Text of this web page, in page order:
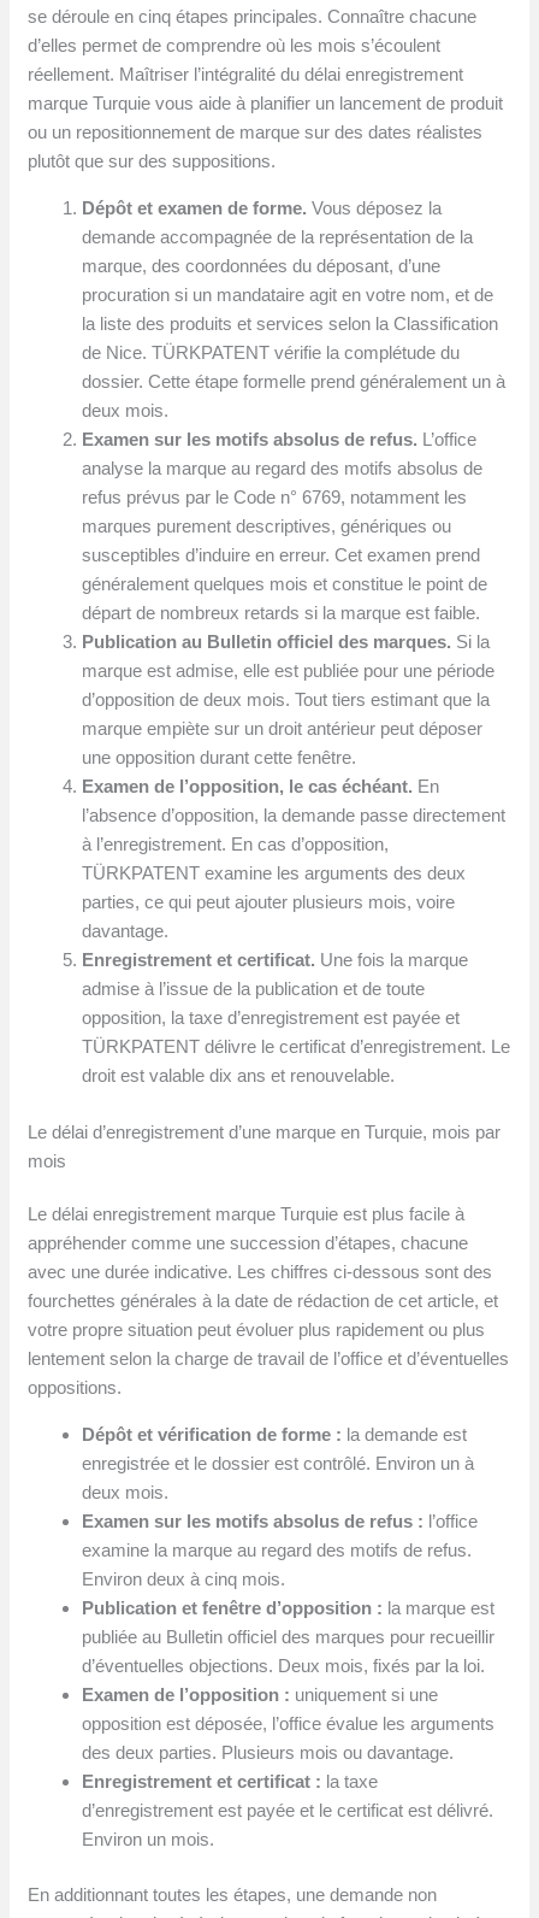
se déroule en cinq étapes principales. Connaître chacune
d’elles permet de comprendre où les mois s’écoulent
réellement. Maîtriser l’intégralité du délai enregistrement
marque Turquie vous aide à planifier un lancement de produit
ou un repositionnement de marque sur des dates réalistes
plutôt que sur des suppositions.
Dépôt et examen de forme. Vous déposez la
demande accompagnée de la représentation de la
marque, des coordonnées du déposant, d’une
procuration si un mandataire agit en votre nom, et de
la liste des produits et services selon la Classification
de Nice. TÜRKPATENT vérifie la complétude du
dossier. Cette étape formelle prend généralement un à
deux mois.
Examen sur les motifs absolus de refus. L’office
analyse la marque au regard des motifs absolus de
refus prévus par le Code n° 6769, notamment les
marques purement descriptives, génériques ou
susceptibles d’induire en erreur. Cet examen prend
généralement quelques mois et constitue le point de
départ de nombreux retards si la marque est faible.
Publication au Bulletin officiel des marques. Si la
marque est admise, elle est publiée pour une période
d’opposition de deux mois. Tout tiers estimant que la
marque empiète sur un droit antérieur peut déposer
une opposition durant cette fenêtre.
Examen de l’opposition, le cas échéant. En
l’absence d’opposition, la demande passe directement
à l’enregistrement. En cas d’opposition,
TÜRKPATENT examine les arguments des deux
parties, ce qui peut ajouter plusieurs mois, voire
davantage.
Enregistrement et certificat. Une fois la marque
admise à l’issue de la publication et de toute
opposition, la taxe d’enregistrement est payée et
TÜRKPATENT délivre le certificat d’enregistrement. Le
droit est valable dix ans et renouvelable.
Le délai d’enregistrement d’une marque en Turquie, mois par
mois
Le délai enregistrement marque Turquie est plus facile à
appréhender comme une succession d’étapes, chacune
avec une durée indicative. Les chiffres ci-dessous sont des
fourchettes générales à la date de rédaction de cet article, et
votre propre situation peut évoluer plus rapidement ou plus
lentement selon la charge de travail de l’office et d’éventuelles
oppositions.
Dépôt et vérification de forme : la demande est
enregistrée et le dossier est contrôlé. Environ un à
deux mois.
Examen sur les motifs absolus de refus : l’office
examine la marque au regard des motifs de refus.
Environ deux à cinq mois.
Publication et fenêtre d’opposition : la marque est
publiée au Bulletin officiel des marques pour recueillir
d’éventuelles objections. Deux mois, fixés par la loi.
Examen de l’opposition : uniquement si une
opposition est déposée, l’office évalue les arguments
des deux parties. Plusieurs mois ou davantage.
Enregistrement et certificat : la taxe
d’enregistrement est payée et le certificat est délivré.
Environ un mois.
En additionnant toutes les étapes, une demande non